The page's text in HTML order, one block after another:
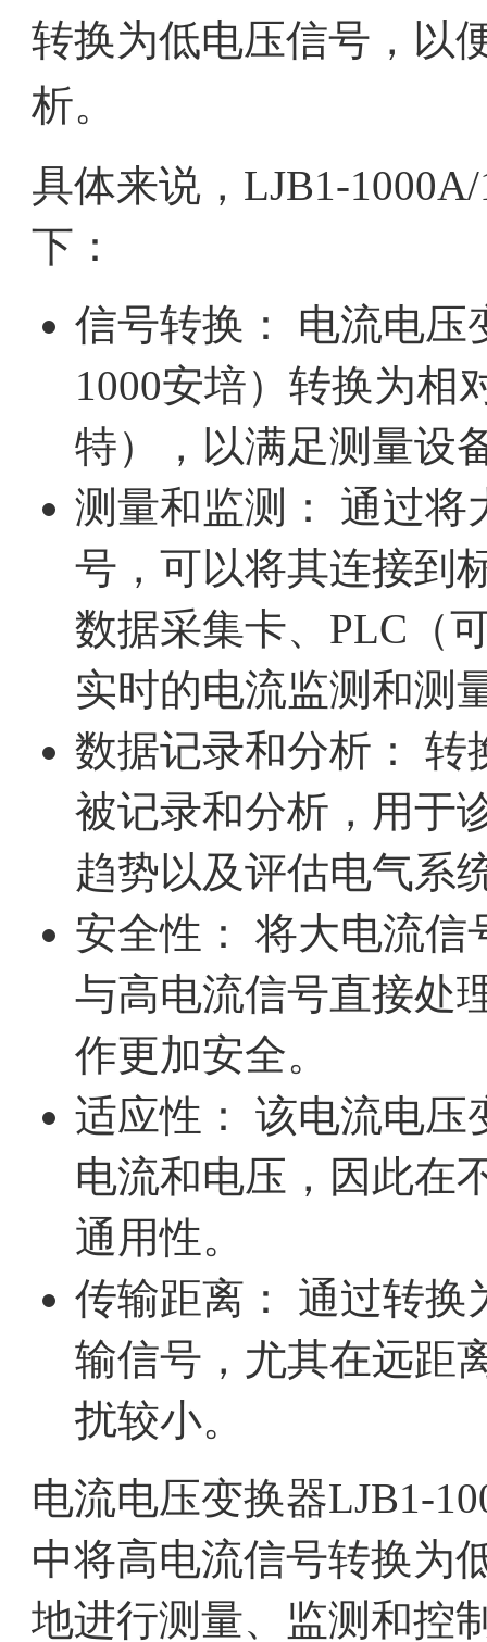
转换为低电压信号，以
析。
具体来说，LJB1-
下：
信号转换： 电流电压
1000安培）转换为相
特），以满足测量设
测量和监测： 通过将
号，可以将其连接到
数据采集卡、PLC（
实时的电流监测和测
数据记录和分析： 转
被记录和分析，用于
趋势以及评估电气系
安全性： 将大电流信
与高电流信号直接处
作更加安全。
适应性： 该电流电压
电流和电压，因此在
通用性。
传输距离： 通过转换
输信号，尤其在远距
扰较小。
电流电压变换器LJB1-
中将高电流信号转换为
地进行测量、监测和控